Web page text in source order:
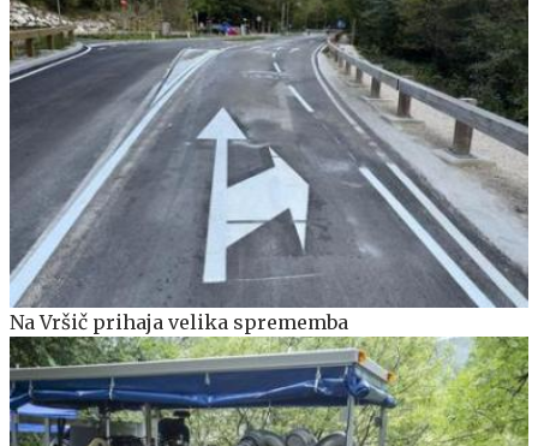
Na Vršič prihaja velika sprememba